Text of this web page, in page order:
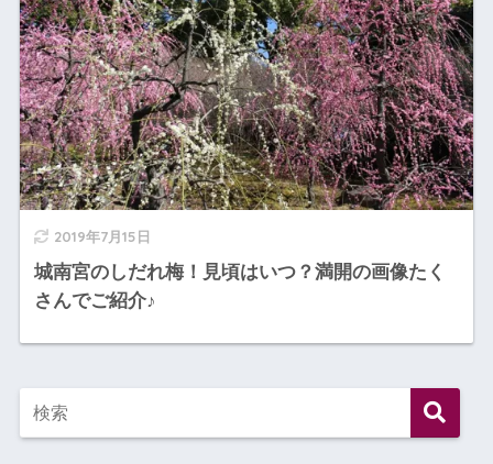
2019年7月15日
城南宮のしだれ梅！見頃はいつ？満開の画像たく
さんでご紹介♪